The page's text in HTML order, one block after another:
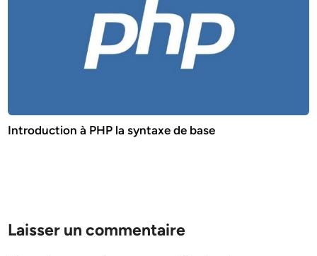
Introduction à PHP la syntaxe de base
Laisser un commentaire